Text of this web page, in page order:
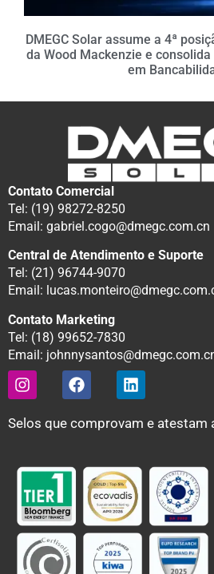
DMEGC Solar assume a 4ª
da Wood Mackenzie e
em
Contato Comercial
Tel: (19) 98272-8250
Email: gabriel.cogo@dmegc.com.cn
Central de Atendimento e Suporte
Tel: (21) 96744-9070
Email:
Contato Marketing
Tel: (18) 99652-7830
Email:
Selos que comprovam e atestam